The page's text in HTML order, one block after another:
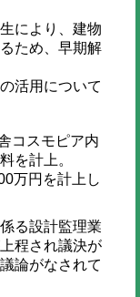
により、建物
ため、早期解
活用について
コスモピア内
を計上。
万円を計上し
る設計監理業
程され議決が
論がなされて